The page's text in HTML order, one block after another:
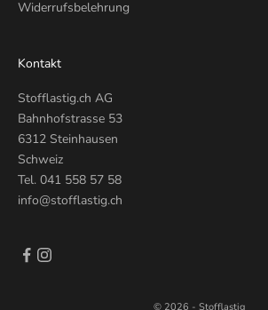
Widerrufsbelehrung
Kontakt
Stofflastig.ch AG
Bahnhofstrasse 53
6312 Steinhausen
Schweiz
Tel. 041 558 57 58
info@stofflastig.ch
© 2026 - Stofflastig